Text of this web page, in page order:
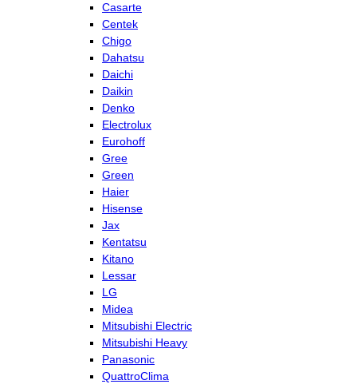
Casarte
Centek
Chigo
Dahatsu
Daichi
Daikin
Denko
Electrolux
Eurohoff
Gree
Green
Haier
Hisense
Jax
Kentatsu
Kitano
Lessar
LG
Midea
Mitsubishi Electric
Mitsubishi Heavy
Panasonic
QuattroClima